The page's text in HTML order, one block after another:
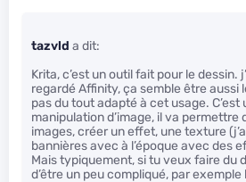
tazvld a dit:
Krita, c’est un outil fait pour le dessin.
regardé Affinity, ça semble être aussi
pas du tout adapté à cet usage. C’est
manipulation d’image, il va permettre
images, créer un effet, une texture
bannières avec à l’époque avec des
Mais typiquement, si tu veux faire du
d’être un peu compliqué, par exemple